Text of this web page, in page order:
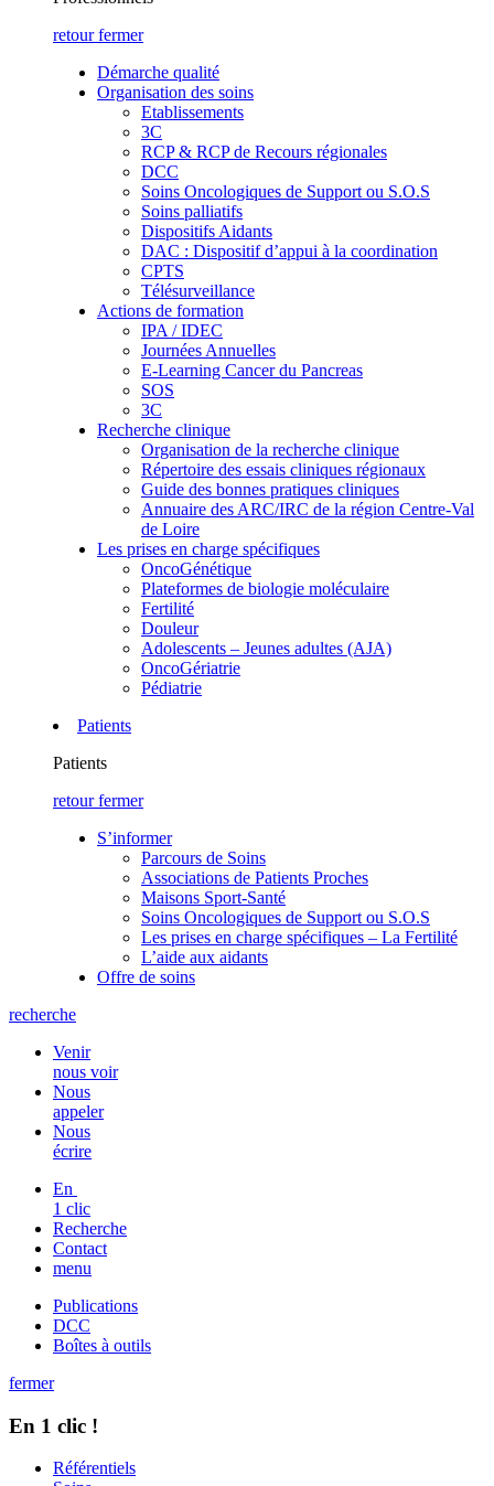
retour fermer
Démarche qualité
Organisation des soins
Etablissements
3C
RCP & RCP de Recours régionales
DCC
Soins Oncologiques de Support ou S.O.S
Soins palliatifs
Dispositifs Aidants
DAC : Dispositif d’appui à la coordination
CPTS
Télésurveillance
Actions de formation
IPA / IDEC
Journées Annuelles
E-Learning Cancer du Pancreas
SOS
3C
Recherche clinique
Organisation de la recherche clinique
Répertoire des essais cliniques régionaux
Guide des bonnes pratiques cliniques
Annuaire des ARC/IRC de la région Centre-Val
de Loire
Les prises en charge spécifiques
OncoGénétique
Plateformes de biologie moléculaire
Fertilité
Douleur
Adolescents – Jeunes adultes (AJA)
OncoGériatrie
Pédiatrie
Patients
Patients
retour fermer
S’informer
Parcours de Soins
Associations de Patients Proches
Maisons Sport-Santé
Soins Oncologiques de Support ou S.O.S
Les prises en charge spécifiques – La Fertilité
L’aide aux aidants
Offre de soins
recherche
Venir
nous voir
Nous
appeler
Nous
écrire
En
1 clic
Recherche
Contact
menu
Publications
DCC
Boîtes à outils
fermer
En 1 clic !
Référentiels